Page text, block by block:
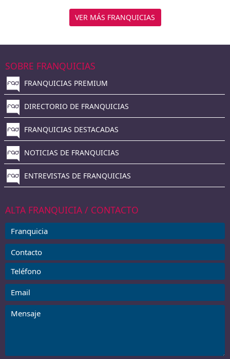
VER MÁS FRANQUICIAS
SOBRE FRANQUICIAS
FRANQUICIAS PREMIUM
DIRECTORIO DE FRANQUICIAS
FRANQUICIAS DESTACADAS
NOTICIAS DE FRANQUICIAS
ENTREVISTAS DE FRANQUICIAS
ALTA FRANQUICIA / CONTACTO